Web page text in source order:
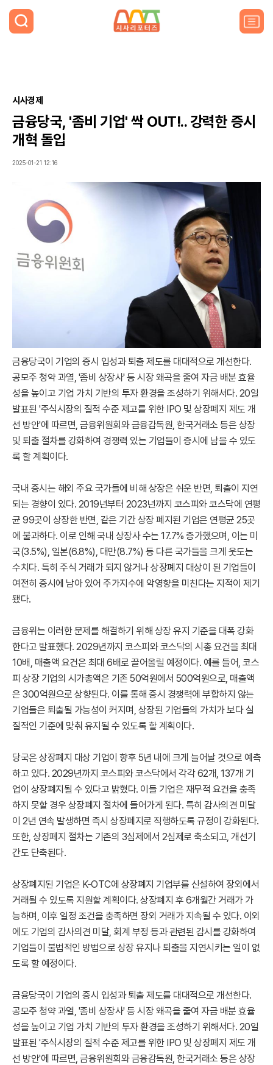
검
색
주
치
기
시사경제
금융당국, '좀비 기업' 싹 OUT!.. 강력한 증시
개혁 돌입
2025-01-21 12:16
금융당국이 기업의 증시 입성과 퇴출 제도를 대대적으로 개선한다.
공모주 청약 과열, '좀비 상장사' 등 시장 왜곡을 줄여 자금 배분 효율
성을 높이고 기업 가치 기반의 투자 환경을 조성하기 위해서다. 20일
발표된 '주식시장의 질적 수준 제고를 위한 IPO 및 상장폐지 제도 개
선 방안'에 따르면, 금융위원회와 금융감독원, 한국거래소 등은 상장
및 퇴출 절차를 강화하여 경쟁력 있는 기업들이 증시에 남을 수 있도
록 할 계획이다.
국내 증시는 해외 주요 국가들에 비해 상장은 쉬운 반면, 퇴출이 지연
되는 경향이 있다. 2019년부터 2023년까지 코스피와 코스닥에 연평
균 99곳이 상장한 반면, 같은 기간 상장 폐지된 기업은 연평균 25곳
에 불과하다. 이로 인해 국내 상장사 수는 17.7% 증가했으며, 이는 미
국(3.5%), 일본(6.8%), 대만(8.7%) 등 다른 국가들을 크게 웃도는
수치다. 특히 주식 거래가 되지 않거나 상장폐지 대상이 된 기업들이
여전히 증시에 남아 있어 주가지수에 악영향을 미친다는 지적이 제기
됐다.
금융위는 이러한 문제를 해결하기 위해 상장 유지 기준을 대폭 강화
한다고 발표했다. 2029년까지 코스피와 코스닥의 시총 요건을 최대
10배, 매출액 요건은 최대 6배로 끌어올릴 예정이다. 예를 들어, 코스
피 상장 기업의 시가총액은 기존 50억원에서 500억원으로, 매출액
은 300억원으로 상향된다. 이를 통해 증시 경쟁력에 부합하지 않는
기업들은 퇴출될 가능성이 커지며, 상장된 기업들의 가치가 보다 실
질적인 기준에 맞춰 유지될 수 있도록 할 계획이다.
당국은 상장폐지 대상 기업이 향후 5년 내에 크게 늘어날 것으로 예측
하고 있다. 2029년까지 코스피와 코스닥에서 각각 62개, 137개 기
업이 상장폐지될 수 있다고 밝혔다. 이들 기업은 재무적 요건을 충족
하지 못할 경우 상장폐지 절차에 들어가게 된다. 특히 감사의견 미달
이 2년 연속 발생하면 즉시 상장폐지로 직행하도록 규정이 강화된다.
또한, 상장폐지 절차는 기존의 3심제에서 2심제로 축소되고, 개선기
간도 단축된다.
상장폐지된 기업은 K-OTC에 상장폐지 기업부를 신설하여 장외에서
거래될 수 있도록 지원할 계획이다. 상장폐지 후 6개월간 거래가 가
능하며, 이후 일정 조건을 충족하면 장외 거래가 지속될 수 있다. 이외
에도 기업의 감사의견 미달, 회계 부정 등과 관련된 감시를 강화하여
기업들이 불법적인 방법으로 상장 유지나 퇴출을 지연시키는 일이 없
도록 할 예정이다.
금융당국이 기업의 증시 입성과 퇴출 제도를 대대적으로 개선한다.
공모주 청약 과열, '좀비 상장사' 등 시장 왜곡을 줄여 자금 배분 효율
성을 높이고 기업 가치 기반의 투자 환경을 조성하기 위해서다. 20일
발표된 '주식시장의 질적 수준 제고를 위한 IPO 및 상장폐지 제도 개
선 방안'에 따르면, 금융위원회와 금융감독원, 한국거래소 등은 상장